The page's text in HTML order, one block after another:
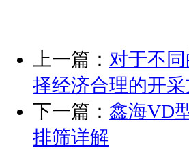
上一篇： 对于不
择经济合理的开
下一篇： 鑫海VD
排筛详解